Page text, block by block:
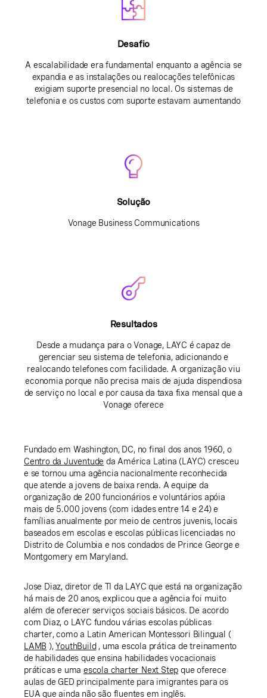
Desafio
A escalabilidade era fundamental enquanto a agência se
expandia e as instalações ou realocações telefônicas
exigiam suporte presencial no local. Os sistemas de
telefonia e os custos com suporte estavam aumentando
Solução
Vonage Business Communications
Resultados
Desde a mudança para o Vonage, LAYC é capaz de
gerenciar seu sistema de telefonia, adicionando e
realocando telefones com facilidade. A organização viu
economia porque não precisa mais de ajuda dispendiosa
de serviço no local e por causa da taxa fixa mensal que a
Vonage oferece
Fundado em Washington, DC, no final dos anos 1960, o
Centro da Juventude da América Latina (LAYC) cresceu
e se tornou uma agência nacionalmente reconhecida
que atende a jovens de baixa renda. A equipe da
organização de 200 funcionários e voluntários apóia
mais de 5.000 jovens (com idades entre 14 e 24) e
famílias anualmente por meio de centros juvenis, locais
baseados em escolas e escolas públicas licenciadas no
Distrito de Columbia e nos condados de Prince George e
Montgomery em Maryland.
Jose Diaz, diretor de TI da LAYC que está na organização
há mais de 20 anos, explicou que a agência foi muito
além de oferecer serviços sociais básicos. De acordo
com Diaz, o LAYC fundou várias escolas públicas
charter, como a Latin American Montessori Bilingual (
LAMB ),YouthBuild , uma escola prática de treinamento
de habilidades que ensina habilidades vocacionais
práticas e umaescola charter Next Step que oferece
aulas de GED principalmente para imigrantes para os
EUA que ainda não são fluentes em inglês.